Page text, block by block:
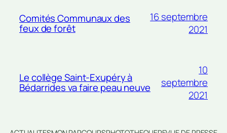
Comités Communaux des
feux de forêt
16 septembre
2021
Le collège Saint-Exupéry à
Bédarrides va faire peau neuve
10
septembre
2021